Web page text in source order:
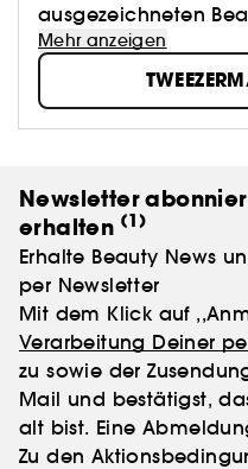
ausgezeichneten
Mehr anzeigen
Newsletter
erhalten (1)
Erhalte Beauty News
per Newsletter
Mit dem Klick auf
Verarbeitung Deiner
zu sowie der
Mail und bestätigst,
alt bist. Eine
Zu den